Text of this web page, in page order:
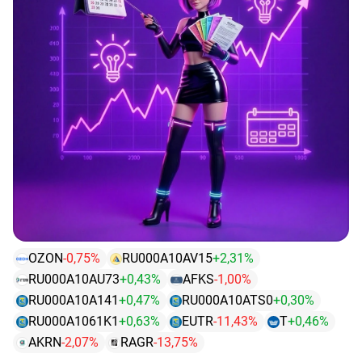
Т-Технологии ​$T
Дивиденды
~1,73% (4,6 рубля).
➖➖➖➖➖
ЕвроТранс​$EUTR
• ЕвроТранс БО-001Р-03
$RU000A1061K1
Выплатил проблемный купон по данному выпуску.
Дефолта в понедельник не будет.
• ЕвроТранс БО-001Р-07
$RU000A10BB75
Прошлая выплата купонов была с задержкой, завтра
очередная выплата купонов. Ожидаем будет ли
выплата купонов вовремя или снова через
технический дефолт.
OZON-0,75% RU000A10AV15+2,31%
RU000A10AU73+0,43% AFKS-1,00%
RU000A10A141+0,47% RU000A10ATS0+0,30%
RU000A1061K1+0,63% EUTR-11,43% T+0,46%
AKRN-2,07% RAGR-13,75%